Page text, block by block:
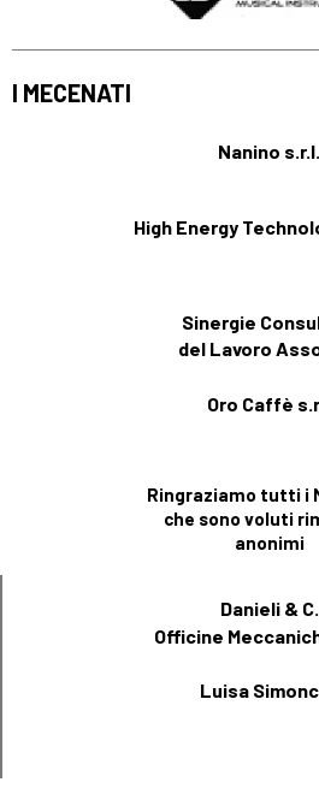
I MECENATI
Nanino s.r.l.
High Energy
Sinergie
del Lavoro
Oro Caffè
Ringraziamo tutti i
che sono voluti
anonimi
Danieli & C.
Officine
Luisa